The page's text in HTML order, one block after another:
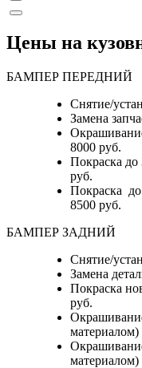
Цены на
БАМПЕР ПЕРЕДНИЙ
Снятие/
Замена
8000 руб.
Покраска до
руб.
Покраска
8500 руб.
БАМПЕР ЗАДНИЙ
Снятие/
Замена
Покраска
руб.
материалом)
материалом)